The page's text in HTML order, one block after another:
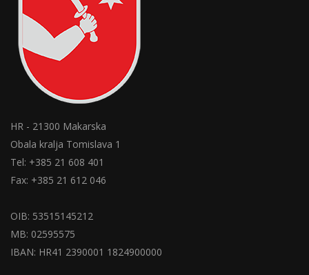
HR - 21300 Makarska
Obala kralja Tomislava 1
Tel: +385 21 608 401
Fax: +385 21 612 046
OIB: 53515145212
MB: 02595575
IBAN: HR41 2390001 1824900000